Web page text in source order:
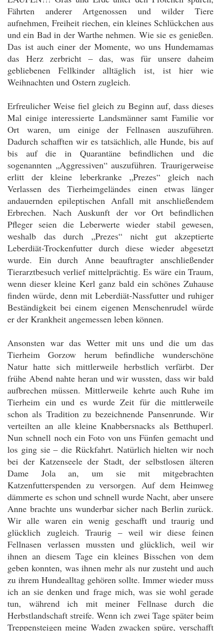
Fährten anderer Artgenossen und wilder Tiere
aufnehmen, Freiheit riechen, ein kleines Schlückchen aus
und ein Bad in der Warthe nehmen. Wie sie es genießen.
Das ist auch einer der Momente, wo uns Hundemamas
das Herz zerbricht – das, was für unsere daheim
gebliebenen Fellkinder alltäglich ist, ist hier wie
Weihnachten und Ostern zugleich.
Erfreulicher Weise fiel gleich zu Beginn auf, dass dieses
Mal einige interessierte Landsmänner samt Familie vor
Ort waren, um einige der Fellnasen auszuführen.
Dadurch schafften wir es tatsächlich, alle Hunde, bis auf
bis auf die in Quarantäne befindlichen und die
sogenannten „Aggressiven“ auszuführen. Traurigerweise
erlitt der kleine leberkranke „Prezes“ gleich nach
Verlassen des Tierheimgeländes einen etwas länger
andauernden epileptischen Anfall mit anschließendem
Erbrechen. Nach Auskunft der vor Ort befindlichen
Pfleger seien die Leberwerte wieder stabil gewesen,
weshalb das durch „Prezes“ nicht gut akzeptierte
Leberdiät-Trockenfutter durch diese wieder abgesetzt
wurde. Ein durch Anne beauftragter anschließender
Tierarztbesuch verlief mittelprächtig. Es wäre ein Traum,
wenn dieser kleine Kerl ganz bald ein schönes Zuhause
finden würde, denn mit Leberdiät-Nassfutter und ruhiger
Beständigkeit bei einem eigenen Menschenrudel würde
er der Krankheit angemessen leben können.
Ansonsten war das Wetter mit uns und die um das
Tierheim Gorzow herum befindliche wunderschöne
Natur hatte sich mittlerweile herbstlich verfärbt. Der
frühe Abend nahte heran und wir wussten, dass wir bald
aufbrechen müssen. Mittlerweile kehrte auch Ruhe im
Tierheim ein und es wurde Zeit für die mittlerweile
schon als Tradition zu bezeichnende Pansenrunde. Wir
verteilten an alle kleine Knabbersnacks als Betthuperl.
Nun schnell noch ein Foto von uns Fünfen gemacht und
los ging sie – die Rückfahrt. Natürlich hielten wir noch
bei der Katzenseele der Stadt, der selbstlosen älteren
Dame Jola an, um sie mit mitgebrachten
Katzenfutterspenden zu versorgen. Auf dem Heimweg
dämmerte es schon und schnell wurde Nacht, aber unsere
Anne brachte uns wunderbar sicher nach Berlin zurück.
Wir alle waren ein wenig geschafft und traurig und
glücklich zugleich. Traurig – weil wir diese feinen
Fellnasen verlassen mussten und glücklich, weil wir
ihnen an diesem Tage ein kleines Bisschen von dem
geben konnten, was ihnen mehr als nur zusteht und auch
zu ihrem Hundealltag gehören sollte. Immer wieder muss
ich an sie denken und frage mich, was sie wohl gerade
tun, während ich mit meiner Fellnase durch die
Herbstlandschaft streife. Wenn ich zwei Tage später beim
Treppensteigen meine Waden zwacken spüre, verschafft